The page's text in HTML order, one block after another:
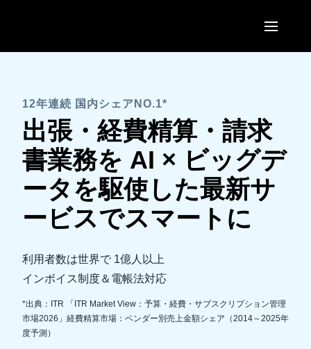
United States (English)
Canada (English)
Canada (Français)
México (Español)
Brasil (Português)
EUROPE
United Kingdom (English)
France (Français)
Deutschland (Deutsch)
Italia (Italiano)
Nederlands (English)
Sweden (English)
Denmark (English)
ASIA PACIFIC
Australia (English)
India (English)
Singapore (English)
12年連続 国内シェアNO.1*
出張・経費精算・請求
書業務を AI × ビッグデ
ータを駆使した最新サ
ービスでスマートに
利用者数は世界で 1億人以上
インボイス制度＆電帳法対応
*出典：ITR 「ITR Market View：予算・経費・サブスクリプション管理
市場2026」経費精算市場：ベンダー別売上金額シェア（2014～2025年
度予測）